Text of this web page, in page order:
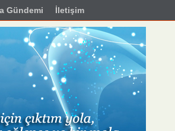
Gündemi İletişim